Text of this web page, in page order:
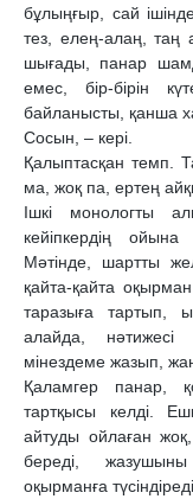
бұлыңғыр, сай
тез, елең-алаң, таң
шығады, панар
емес, бір-бірін
байланысты, қанша
Сосын, – кері.
Қалыптасқан темп.
ма, жоқ па, ертең
Ішкі монологты
кейіпкердің
Мәтінде, шартты
қайта-қайта
таразыға тартып,
алайда, нәтижесі
мінездеме жазып,
Қаламгер панар,
тартқысы келді.
айтуды ойлаған
береді,
оқырманға